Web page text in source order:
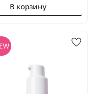
В корзину